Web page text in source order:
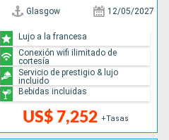
Glasgow 12/05/2027
US$ 7,252 +Tasas
Lujo a la francesa
Conexión wifi ilimitado de
cortesía
Servicio de prestigio & lujo
incluido
Bebidas incluidas